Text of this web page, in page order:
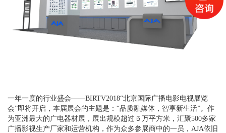
一年一度的行业盛会——BIRTV2018“北京国际广播电影电视展览
会”即将开启，本届展会的主题是：“品质融媒体，智享新生活”。作
为亚洲最大的广电器材展，展出规模超过５万平方米，汇聚500多家
广播影视生产厂家和运营机构，作为众多参展商中的一员，AJA依旧